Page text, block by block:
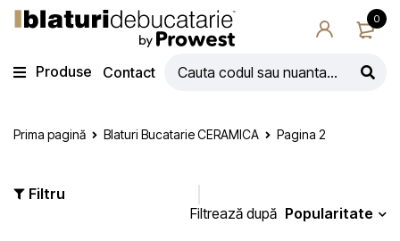
0
Produse Contact
Prima pagină Blaturi Bucatarie CERAMICA Pagina 2
Filtru
Filtrează după Popularitate